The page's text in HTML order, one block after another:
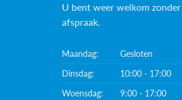
U bent weer welkom zonder
afspraak.
Maandag:
Gesloten
Dinsdag:
10:00 - 17:00
Woensdag:
9:00 - 17:00